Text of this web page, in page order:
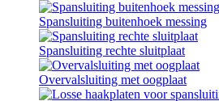
Spansluiting buitenhoek messing
Spansluiting rechte sluitplaat
Overvalsluiting met oogplaat